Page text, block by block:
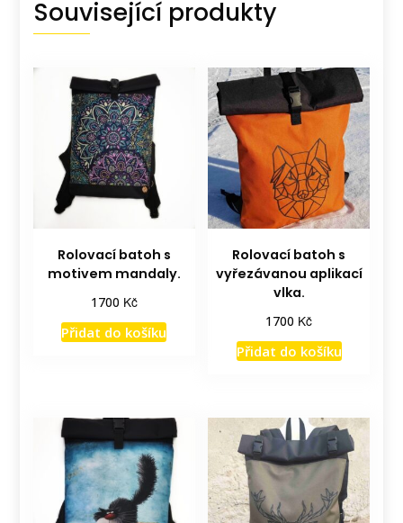
Související produkty
Rolovací batoh s
motivem mandaly.
1700 Kč
Přidat do košíku
Rolovací batoh s
vyřezávanou aplikací
vlka.
1700 Kč
Přidat do košíku